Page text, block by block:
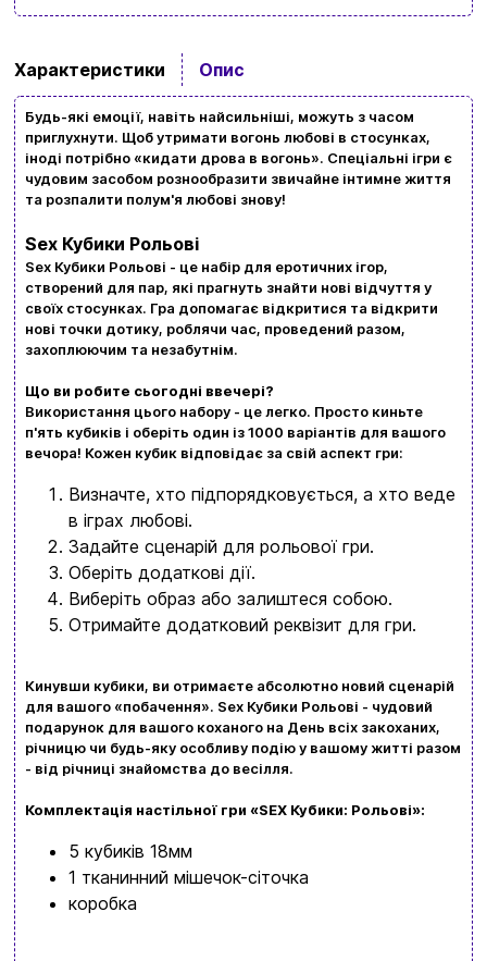
Характеристики Опис
Будь-які емоції, навіть найсильніші, можуть з часом
приглухнути. Щоб утримати вогонь любові в стосунках,
іноді потрібно «кидати дрова в вогонь». Спеціальні ігри є
чудовим засобом рознообразити звичайне інтимне життя
та розпалити полум'я любові знову!
Sex Кубики Рольові
Sex Кубики Рольові - це набір для еротичних ігор,
створений для пар, які прагнуть знайти нові відчуття у
своїх стосунках. Гра допомагає відкритися та відкрити
нові точки дотику, роблячи час, проведений разом,
захоплюючим та незабутнім.
Що ви робите сьогодні ввечері?
Використання цього набору - це легко. Просто киньте
п'ять кубиків і оберіть один із 1000 варіантів для вашого
вечора! Кожен кубик відповідає за свій аспект гри:
Визначте, хто підпорядковується, а хто веде
в іграх любові.
Задайте сценарій для рольової гри.
Оберіть додаткові дії.
Виберіть образ або залиштеся собою.
Отримайте додатковий реквізит для гри.
Кинувши кубики, ви отримаєте абсолютно новий сценарій
для вашого «побачення». Sex Кубики Рольові - чудовий
подарунок для вашого коханого на День всіх закоханих,
річницю чи будь-яку особливу подію у вашому житті разом
- від річниці знайомства до весілля.
Комплектація настільної гри «SEX Кубики: Рольові»:
5 кубиків 18мм
1 тканинний мішечок-сіточка
коробка
Вхід Реєстрація
Бренди
Новини та статті
Повернення та обмін товарів
Політика конфіденційності
Контакти
+380634324164
Замовити дзвінок
kubix.boardgames@gmail.com
UA ㅤRU
Ваш кошик зараз порожній
Перегляньте асортимент нашого магазину і ви
обовʼязково знайдете щось цікавеньке